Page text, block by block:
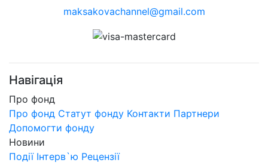
maksakovachannel@gmail.com
Навігація
Про фонд
Про фонд Статут фонду Контакти Партнери
Допомогти фонду
Новини
Події Інтерв`ю Рецензії